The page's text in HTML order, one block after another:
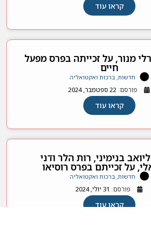
קראו עוד
מנור, על זכייתה בפרס מפעל
חיים
חדשות, ברכות ואקטואליה
פורסם: 22 ספטמבר, 2024
קראו עוד
בנימיני, רות הלר ודני
על זכייתם בפרס רוסיאו
חדשות, ברכות ואקטואליה
פורסם: 31 יולי, 2024
קראו עוד